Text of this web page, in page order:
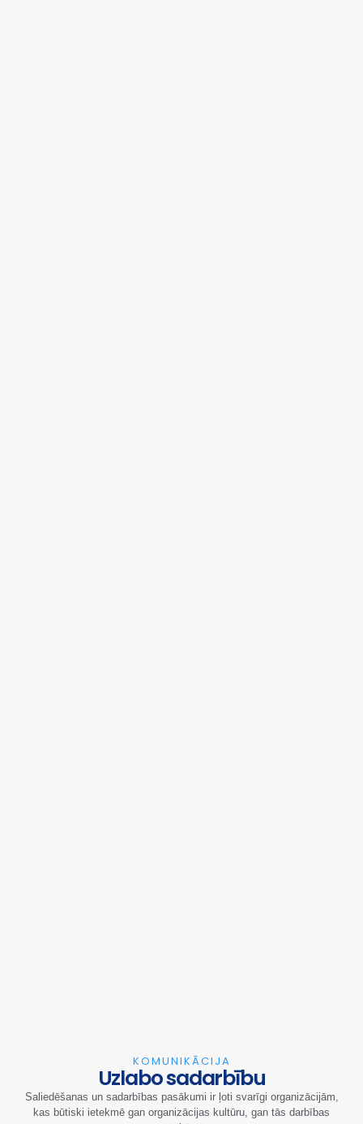
KOMUNIKĀCIJA
Uzlabo sadarbību
Saliedēšanas un sadarbības pasākumi ir ļoti svarīgi organizācijām,
kas būtiski ietekmē gan organizācijas kultūru, gan tās darbības